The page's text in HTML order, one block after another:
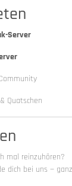
Server
Quatschen
mal reinzuhören?
dich bei uns —